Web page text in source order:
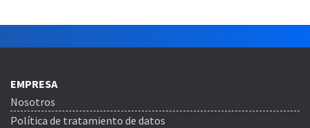
EMPRESA
Nosotros
Política de tratamiento de datos